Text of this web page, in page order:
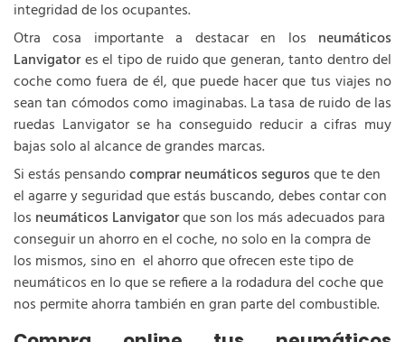
integridad de los ocupantes.
Otra cosa importante a destacar en los neumáticos
Lanvigatores el tipo de ruido que generan, tanto dentro del
coche como fuera de él, que puede hacer que tus viajes no
sean tan cómodos como imaginabas. La tasa de ruido de las
ruedas Lanvigator se ha conseguido reducir a cifras muy
bajas solo al alcance de grandes marcas.
Si estás pensandocomprar neumáticos segurosque te den
el agarre y seguridad que estás buscando, debes contar con
los neumáticos Lanvigatorque son los más adecuados para
conseguir un ahorro en el coche, no solo en la compra de
los mismos, sino en el ahorro que ofrecen este tipo de
neumáticos en lo que se refiere a la rodadura del coche que
nos permite ahorra también en gran parte del combustible.